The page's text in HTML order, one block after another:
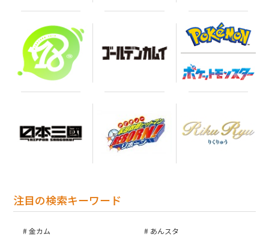
注目の検索キーワード
金カム
あんスタ